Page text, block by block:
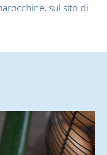
sul sito di